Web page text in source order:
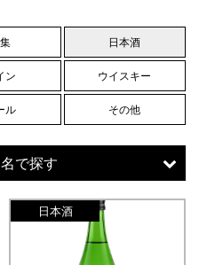
日本酒
ン ウイスキー
ル その他
で探す
日本酒